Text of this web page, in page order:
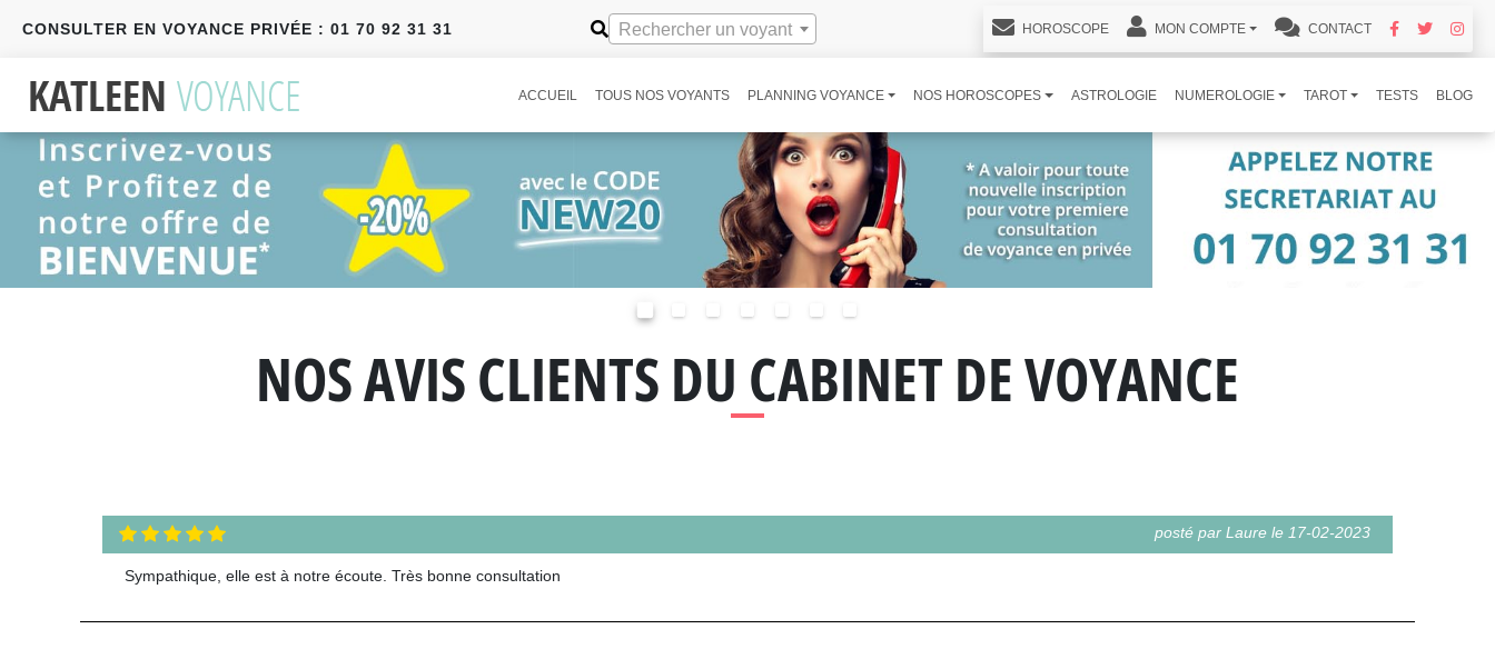
CONSULTER EN VOYANCE PRIVÉE : 01 70 92 31 31 Rechercher un voyant HOROSCOPE MON COMPTE CONTACT
ACCUEIL TOUS NOS VOYANTS PLANNING VOYANCE NOS HOROSCOPES ASTROLOGIE NUMEROLOGIE TAROT TESTS BLOG
NOS AVIS CLIENTS DU CABINET DE VOYANCE
posté par Laure le 17-02-2023
Sympathique, elle est à notre écoute. Très bonne consultation